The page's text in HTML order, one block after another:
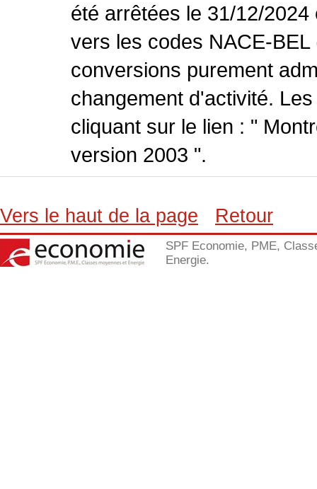
été arrêtées le 31/12/
vers les codes NACE-
conversions purement
changement d'activité.
cliquant sur le lien : "
version 2003 ".
Vers le haut de la page Retour
SPF Economie, PME,
Energie.